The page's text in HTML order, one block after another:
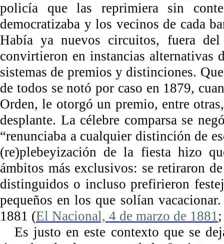
policía que las reprimiera sin
democratizaba y los vecinos de cada
Había ya nuevos circuitos, fuera
convirtieron en instancias alternativas
sistemas de premios y distinciones.
de todos se notó por caso en 1879,
Orden, le otorgó un premio, entre
desplante. La célebre comparsa se
“renunciaba a cualquier distinción de
(re)plebeyización de la fiesta hizo
ámbitos más exclusivos: se retiraron
distinguidos o incluso prefirieron
pequeños en los que solían
1881 (El Nacional, 4 de marzo de 1881
Es justo en este contexto que se